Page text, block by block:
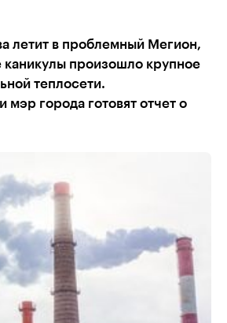
летит в проблемный Мегион,
каникулы произошло крупное
теплосети.
мэр города готовят отчет о